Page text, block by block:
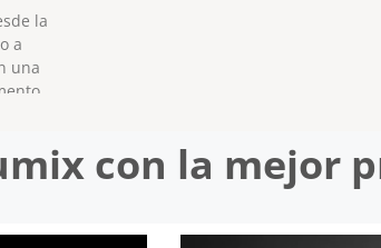
la
a
una
con la mejor